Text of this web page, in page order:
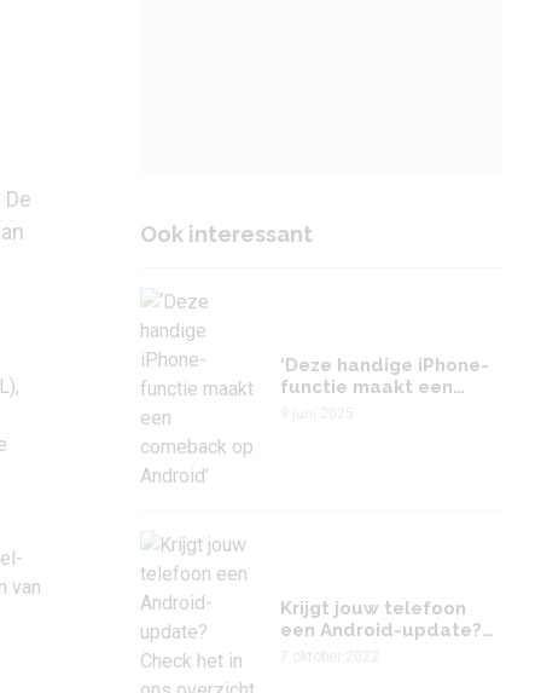
van
Ook interessant
‘Deze handige iPhone-
functie maakt een
Krijgt jouw telefoon
een Android-update?